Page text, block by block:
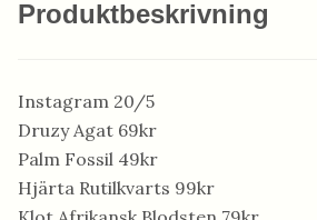
Produktbeskrivning
Instagram 20/5
Druzy Agat 69kr
Palm Fossil 49kr
Hjärta Rutilkvarts 99kr